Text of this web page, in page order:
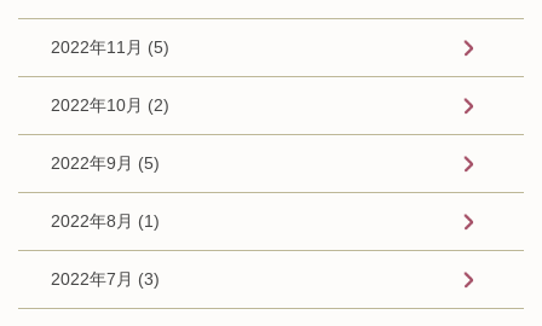
2022年11月 (5)
2022年10月 (2)
2022年9月 (5)
2022年8月 (1)
2022年7月 (3)